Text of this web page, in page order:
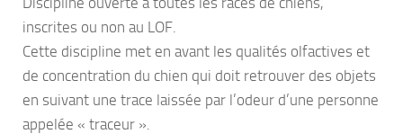
inscrites ou non au LOF.
Cette discipline met en avant les qualités olfactives et
de concentration du chien qui doit retrouver des objets
en suivant une trace laissée par l’odeur d’une personne
appelée « traceur ».